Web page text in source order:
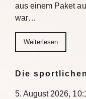
aus einem Paket
war…
Weiterlesen
Die
5. August 2026,